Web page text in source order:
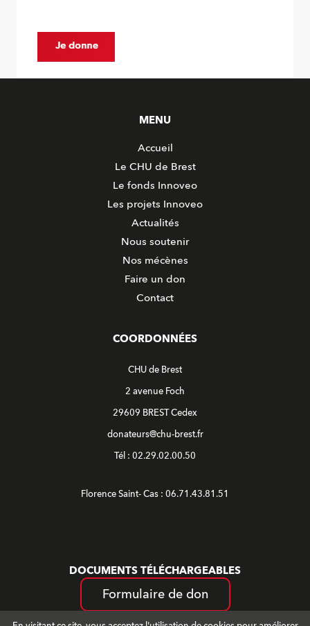
MENU
Accueil
Le CHU de Brest
Le fonds Innoveo
Les projets Innoveo
Actualités
Nous soutenir
Nos mécènes
Faire un don
Contact
COORDONNÉES
CHU de Brest
2 avenue Foch
29609 BREST Cedex
donateurs@chu-brest.fr
Tél : 02.29.02.00.50
Florence Saint- Cas : 06.71.43.81.51
DOCUMENTS TÉLÉCHARGEABLES
Formulaire de don